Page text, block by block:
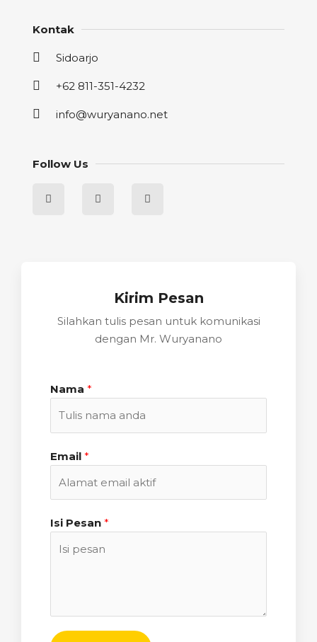
Kontak
Sidoarjo
+62 811-351-4232
info@wuryanano.net
Follow Us
Kirim Pesan
Silahkan tulis pesan untuk komunikasi
dengan Mr. Wuryanano
Nama *
Email *
Isi Pesan *